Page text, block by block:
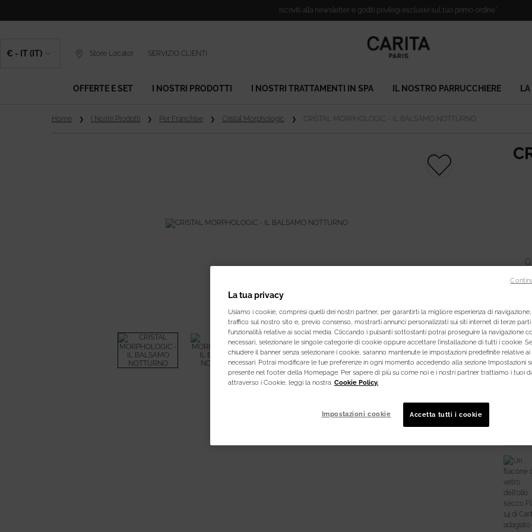
Iscriviti alla newsletter e goditi privilegi esclusivi sul tuo primo ordine*​
€ - IT (IT) Store Locator SERVIZIO CLIENTI
OFFERTE E SET I NOSTRI PRODOTTI I NOSTRI TRATTAMENTI IN SPA IL NOSTRO PARRUCCHIERE
Home
I Nostri Prodotti Per Franchise Cristal Morphologic CRISTAL MORPHOLOGIC - IL BALSAMO NOTTURNO
One
La tua privacy
Usiamo i cookie, compresi quelli dei nostri partner, per garantirti la migliore esperienza di navigazione,
traffico sul nostro sito e, previo consenso, mostrarti annunci personalizzati sui siti internet di terze
funzionalità relative ai social media. Cliccando i pulsanti sottostanti potrai proseguire la navigazione
necessari, selezionare le singole categorie di cookie oppure accettare l’installazione di tutti i cookie.
chiudere il banner senza selezionare i cookie, saranno mantenute le impostazioni predefinite relative
necessari. Potrai modificare le tue preferenze in ogni momento accedendo alla sezione Impostazioni
presente nel footer della Homepage. Per sapere di più su come noi e i nostri partner trattiamo i tuoi
attraverso i Cookie, leggi la nostra Cookie Policy.
Impostazioni cookie Accetta tutti i cookie